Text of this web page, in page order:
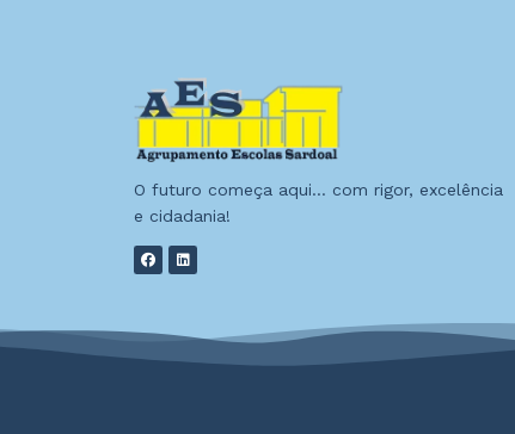
O futuro começa aqui… com rigor, excelência
e cidadania!